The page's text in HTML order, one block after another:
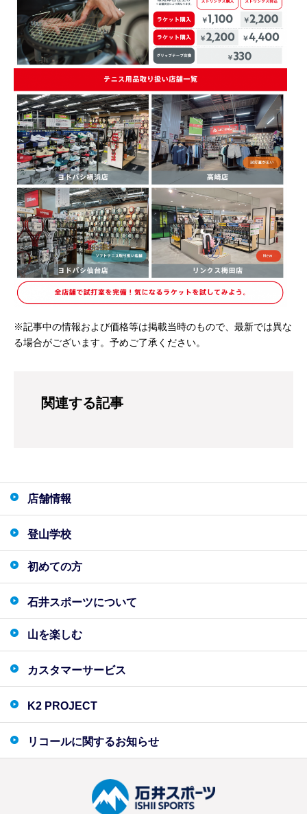
※記事中の情報および価格等は掲載当時のもので、最新では異な
る場合がございます。予めご了承ください。
関連する記事
店舗情報
登山学校
初めての方
石井スポーツについて
山を楽しむ
カスタマーサービス
K2 PROJECT
リコールに関するお知らせ